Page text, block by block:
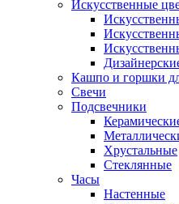
Искусственные
Кашпо и горшки
Свечи
Подсвечники
Хрустальные
Стеклянные
Часы
Настенные